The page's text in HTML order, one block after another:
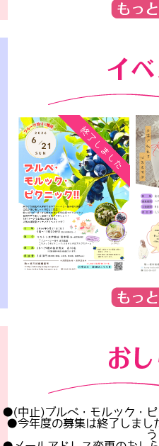
●(中止)ブルベ・モルック・
●今年度の募集は終了しま
う